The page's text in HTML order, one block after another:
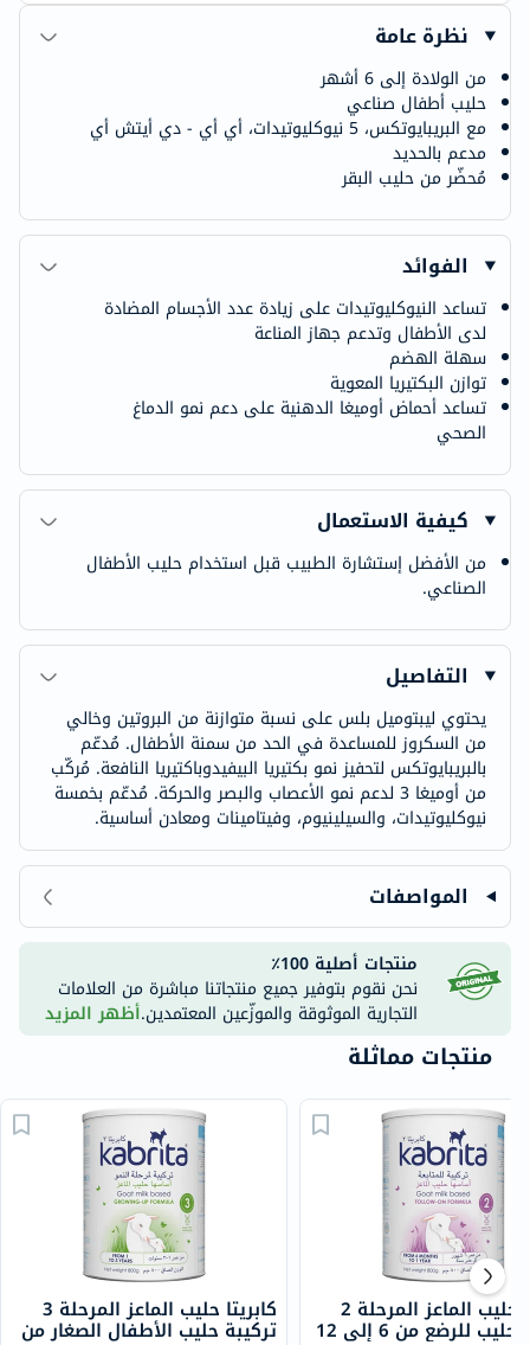
نظرة عامة
من الولادة إلى 6 أشهر
حليب أطفال صناعي
مع البريبايوتكس، 5 نيوكليوتيدات، أي أي - دي أيتش أي
مدعم بالحديد
مُحضّر من حليب البقر
الفوائد
تساعد النيوكليوتيدات على زيادة عدد الأجسام المضادة
لدى الأطفال وتدعم جهاز المناعة
سهلة الهضم
توازن البكتيريا المعوية
تساعد أحماض أوميغا الدهنية على دعم نمو الدماغ
الصحي
كيفية الاستعمال
من الأفضل إستشارة الطبيب قبل استخدام حليب الأطفال
الصناعي.
التفاصيل
يحتوي ليبتوميل بلس على نسبة متوازنة من البروتين وخالي
من السكروز للمساعدة في الحد من سمنة الأطفال. مُدعّم
بالبريبايوتكس لتحفيز نمو بكتيريا البيفيدوباكتيريا النافعة. مُركّب
من أوميغا 3 لدعم نمو الأعصاب والبصر والحركة. مُدعّم بخمسة
نيوكليوتيدات، والسيلينيوم، وفيتامينات ومعادن أساسية.
المواصفات
منتجات أصلية 100٪
نحن نقوم بتوفير جميع منتجاتنا مباشرة من العلامات
التجارية الموثوقة والموزّعين المعتمدين.أظهر المزيد
منتجات مماثلة
كابريتا حليب الماعز المرحلة 3
تركيبة حليب الأطفال الصغار من
كابريتا حليب الماعز المرحلة 2
تركيبة حليب للرضع من 6 إلى 12